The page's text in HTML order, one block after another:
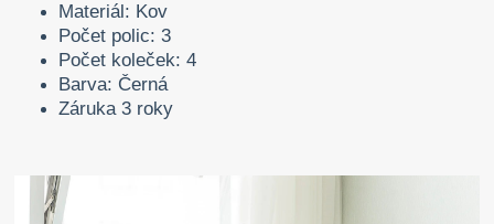
Materiál: Kov
Počet polic: 3
Počet koleček: 4
Barva: Černá
Záruka 3 roky